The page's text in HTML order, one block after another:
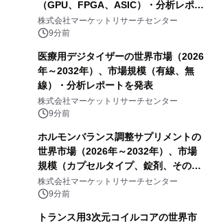
（GPU、FPGA、ASIC）・分析レポー
トを発表
株式会社マーケットリサーチセンター
9分前
医療用デジタイザーの世界市場（2026
年～2032年）、市場規模（有線、無
線）・分析レポートを発表
株式会社マーケットリサーチセンター
9分前
ホルモンバランス調整サプリメントの
世界市場（2026年～2032年）、市場
規模（カプセルタイプ、錠剤、その
他）・分析レポートを発表
株式会社マーケットリサーチセンター
9分前
トランス用3次元コイルコアの世界市